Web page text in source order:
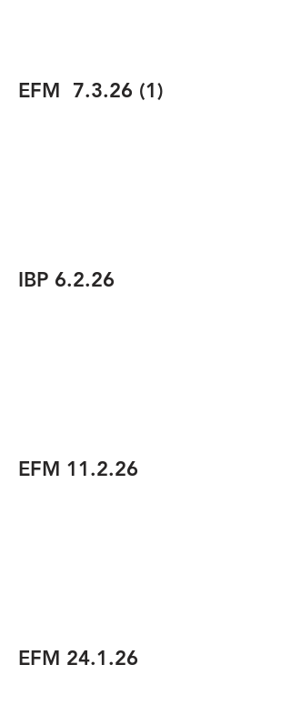
EFM 7.3.26 (1)
IBP 6.2.26
EFM 11.2.26
EFM 24.1.26